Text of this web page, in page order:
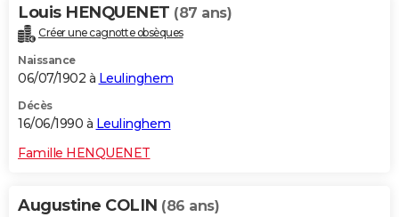
Louis HENQUENET (87 ans)
Créer une cagnotte obsèques
Naissance
06/07/1902 à Leulinghem
Décès
16/06/1990 à Leulinghem
Famille HENQUENET
Augustine COLIN (86 ans)